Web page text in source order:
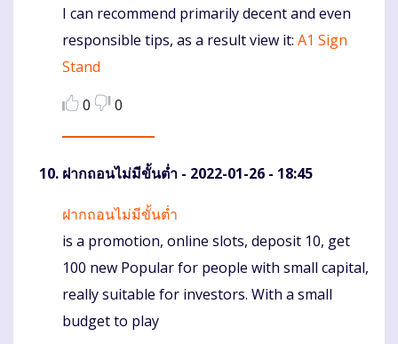
Komentaras
I can recommend primarily decent and even
responsible tips, as a result view it: A1 Sign
Stand
0
0
ฝากถอนไม่มีขั้นต่ำ - 2022-01-26 - 18:45
Komentaras
ฝากถอนไม่มีขั้นต่ำ
is a promotion, online slots, deposit 10, get
100 new Popular for people with small capital,
really suitable for investors. With a small
budget to play